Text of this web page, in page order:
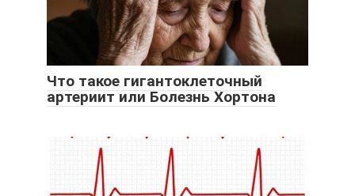
Что такое гигантоклеточный
артериит или Болезнь Хортона